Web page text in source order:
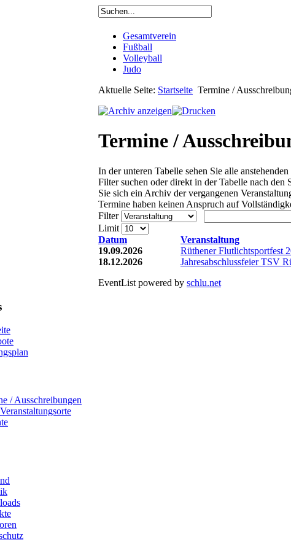
Gesamtverein
Fußball
Volleyball
Judo
Aktuelle Seite: Startseite Termine /
Termine /
In der unteren Tabelle sehen Sie alle
Filter suchen oder direkt in der Tabelle nach den
Sie sich ein Archiv der vergangenen
Termine haben keinen Anspruch auf
Filter
Limit
Datum
Veranstaltung
19.09.2026
Rüthener Flutlichtsportfest
18.12.2026
Jahresabschlussfeier TSV
EventList powered by schlu.net
/ Ausschreibungen
Veranstaltungsorte